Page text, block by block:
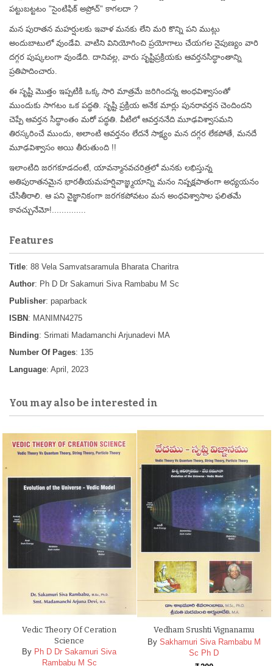
పట్టుబట్టటం "సైంటిఫిక్ అప్రోచ్" కాగలదా ?
మన పురాతన మహర్షులకు ఇవాళ మనకు లేని మరి కొన్ని పని ముట్లు
అందుబాటులో వుండేవి. వాటిని వినియోగించి ప్రయోగాలు చేయగల నైపుణ్యం వారి
దగ్గర పుష్కలంగా వుండేది. దానివల్ల, వారు సృష్టిప్రక్రియకు ఆవర్తనసిద్ధాంతాన్ని
ప్రతిపాదించారు.
ఈ సృష్టి మొత్తం ఇప్పటికి ఒక్క సారి మాత్రమే జరిగిందన్న అంధవిశ్వాసంతో
ముందుకు సాగటం ఒక పద్ధతి. సృష్టి ప్రక్రియ అనేక మార్లు పునరావర్తన చెందిందని
చెప్పే ఆవర్తన సిద్ధాంతం మరో పద్ధతి. వీటిలో ఆవర్తననేది మూఢవిశ్వాసమని
తిరస్కరించే ముందు, అలాంటి ఆవర్తనం లేదనే సాక్ష్యం మన దగ్గర లేకపోతే, మనదే
మూఢవిశ్వాసం అయి తీరుతుంది !!
ఇలాంటిది జరగకూడదంటే, యావన్మానవచరిత్రలో మనకు లభిస్తున్న
అతిపురాతనమైన భారతీయమహర్షివాజ్ఞ్మయాన్ని మనం నిష్పక్షపాతంగా అధ్యయనం
చేసితీరాలి. ఆ పని వైజ్ఞానికంగా జరగకపోవటం మన అంధవిశ్వాసాల ఫలితమే
కావచ్చునేమో!..............
Features
Title: 88 Vela Samvatsaramula Bharata Charitra
Author: Ph D Dr Sakamuri Siva Rambabu M Sc
Publisher: paparback
ISBN : MANIMN4275
Binding: Srimati Madamanchi Arjunadevi MA
Number Of Pages: 135
Language: April, 2023
You may also be interested in
Vedic Theory Of Ceration
Science
By Ph D Dr Sakamuri Siva
Rambabu M Sc
Vedham Srushti Vignanamu
By Sakhamuri Siva Rambabu M
Sc Ph D